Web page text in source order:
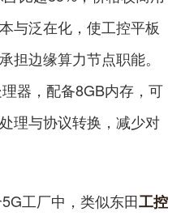
与泛在化，使工控平板
担边缘算力节点职能。
器，配备8GB内存，可
理与协议转换，减少对
工厂中，类似东田工控